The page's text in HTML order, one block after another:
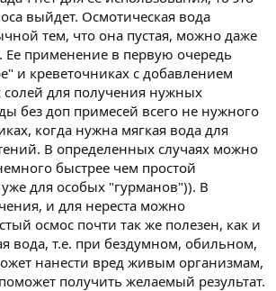
выйдет. Осмотическая вода
тем, что она пустая, можно даже
Ее применение в первую очередь
и креветочниках с добавлением
солей для получения нужных
без доп примесей всего не нужного
когда нужна мягкая вода для
В определенных случаях можно
быстрее чем простой
для особых "гурманов")). В
и для нереста можно
осмос почти так же полезен, как и
вода, т.е. при бездумном, обильном,
нанести вред живым организмам,
получить желаемый результат.